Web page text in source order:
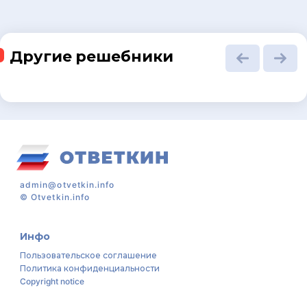
Другие решебники
admin@otvetkin.info
©Otvetkin.info
Инфо
Пользовательское соглашение
Политика конфиденциальности
Copyright notice